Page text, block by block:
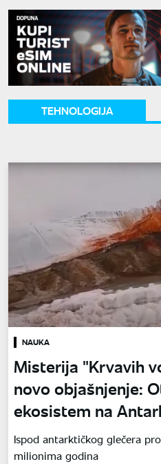
TEHNOLOGIJA
NAUKA
Misterija "Krvavih
novo objašnjenje:
ekosistem na
Ispod antarktičkog glečera
milionima godina